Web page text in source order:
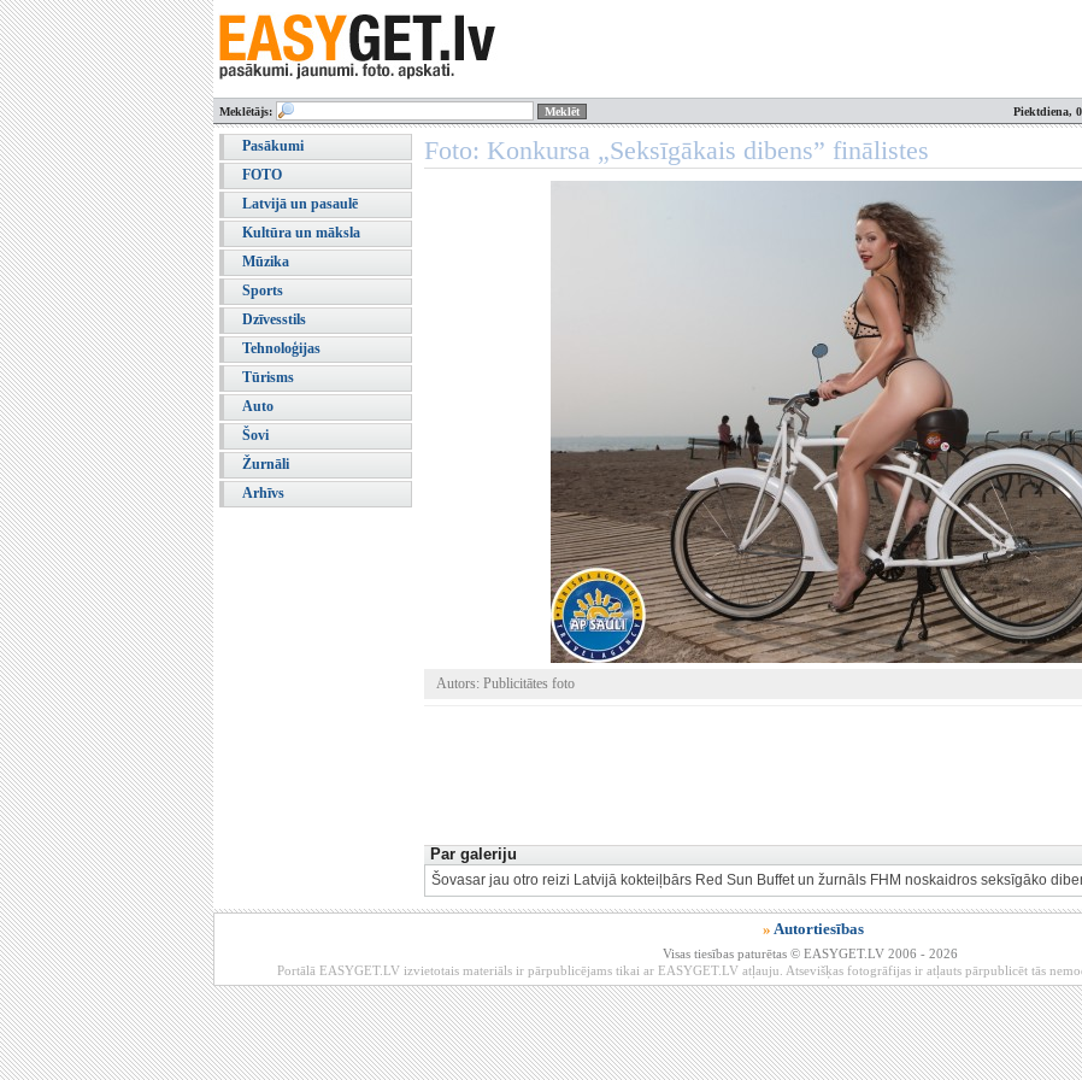
Piektdiena,
Meklētājs:
Pasākumi
FOTO
Latvijā un pasaulē
Kultūra un māksla
Mūzika
Sports
Dzīvesstils
Tehnoloģijas
Tūrisms
Auto
Šovi
Žurnāli
Arhīvs
Foto: Konkursa „Seksīgākais dibens” finālistes
Autors: Publicitātes foto
Par galeriju
Šovasar jau otro reizi Latvijā kokteiļbārs Red Sun Buffet un žurnāls FHM noskaidros seksīgāko
» Autortiesības
Visas tiesības paturētas © EASYGET.LV 2006 - 2026
Portālā EASYGET.LV izvietotais materiāls ir pārpublicējams tikai ar EASYGET.LV atļauju. Atsevišķas fotogrāfijas ir atļauts pārpublicēt tās